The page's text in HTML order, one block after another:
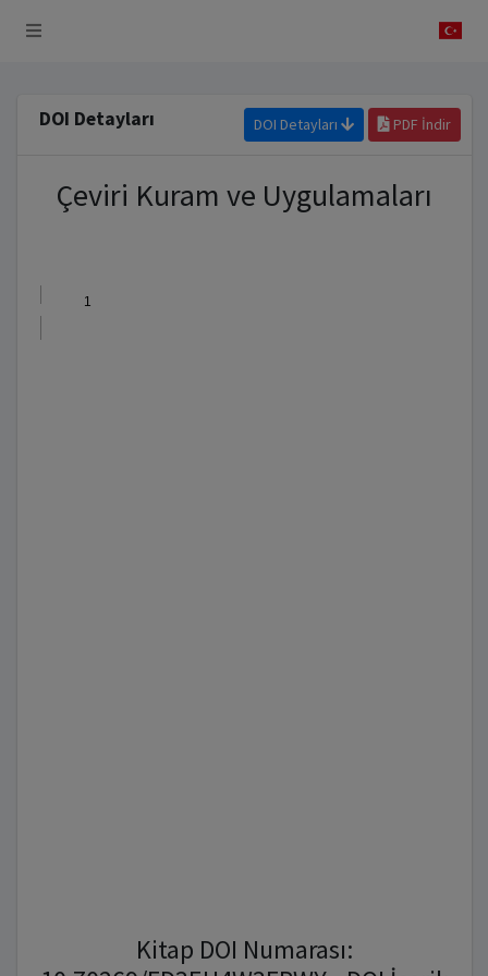
DOI Detayları DOI Detayları PDF İndir
Çeviri Kuram ve Uygulamaları
Kitap DOI Numarası: